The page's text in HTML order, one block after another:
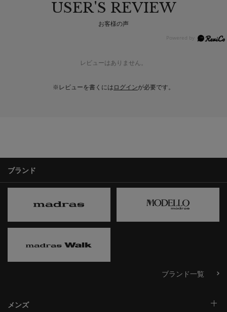
USER'S REVIEW
お客様の声
レビューはありません。
※レビューを書くには ログインが必要です。
ブランド
ブランド一覧
メンズ